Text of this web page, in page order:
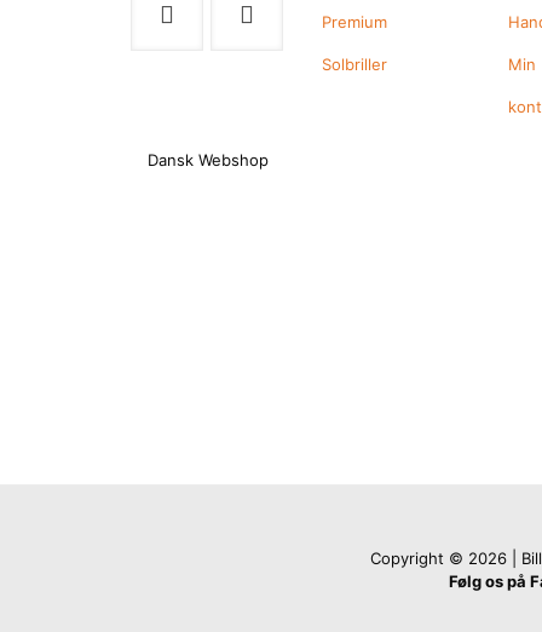
Dansk Webshop
Premium
Solbriller Min
Copyright © 2026 |
Følg os på